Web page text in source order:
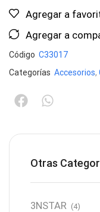
Agregar a
Agregar a
Código C33017
Categorías Accesorios,
Otras
3NSTAR (4)